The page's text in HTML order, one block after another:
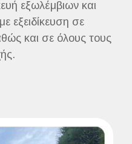
εξωλέμβιων και
εξειδίκευση σε
και σε όλους τους